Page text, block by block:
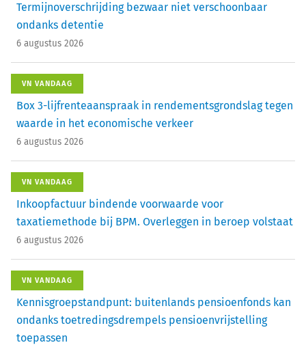
Termijnoverschrijding bezwaar niet verschoonbaar
ondanks detentie
6 augustus 2026
VN VANDAAG
Box 3-lijfrenteaanspraak in rendementsgrondslag tegen
waarde in het economische verkeer
6 augustus 2026
VN VANDAAG
Inkoopfactuur bindende voorwaarde voor
taxatiemethode bij BPM. Overleggen in beroep volstaat
6 augustus 2026
VN VANDAAG
Kennisgroepstandpunt: buitenlands pensioenfonds kan
ondanks toetredingsdrempels pensioenvrijstelling
toepassen